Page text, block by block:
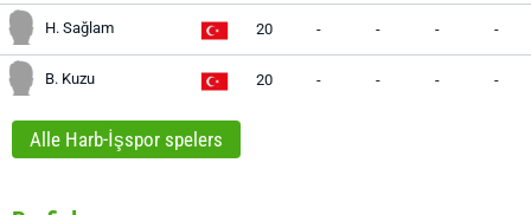
H. Sağlam 20 - - - -
B. Kuzu 20 - - - -
Alle Harb-İşspor spelers